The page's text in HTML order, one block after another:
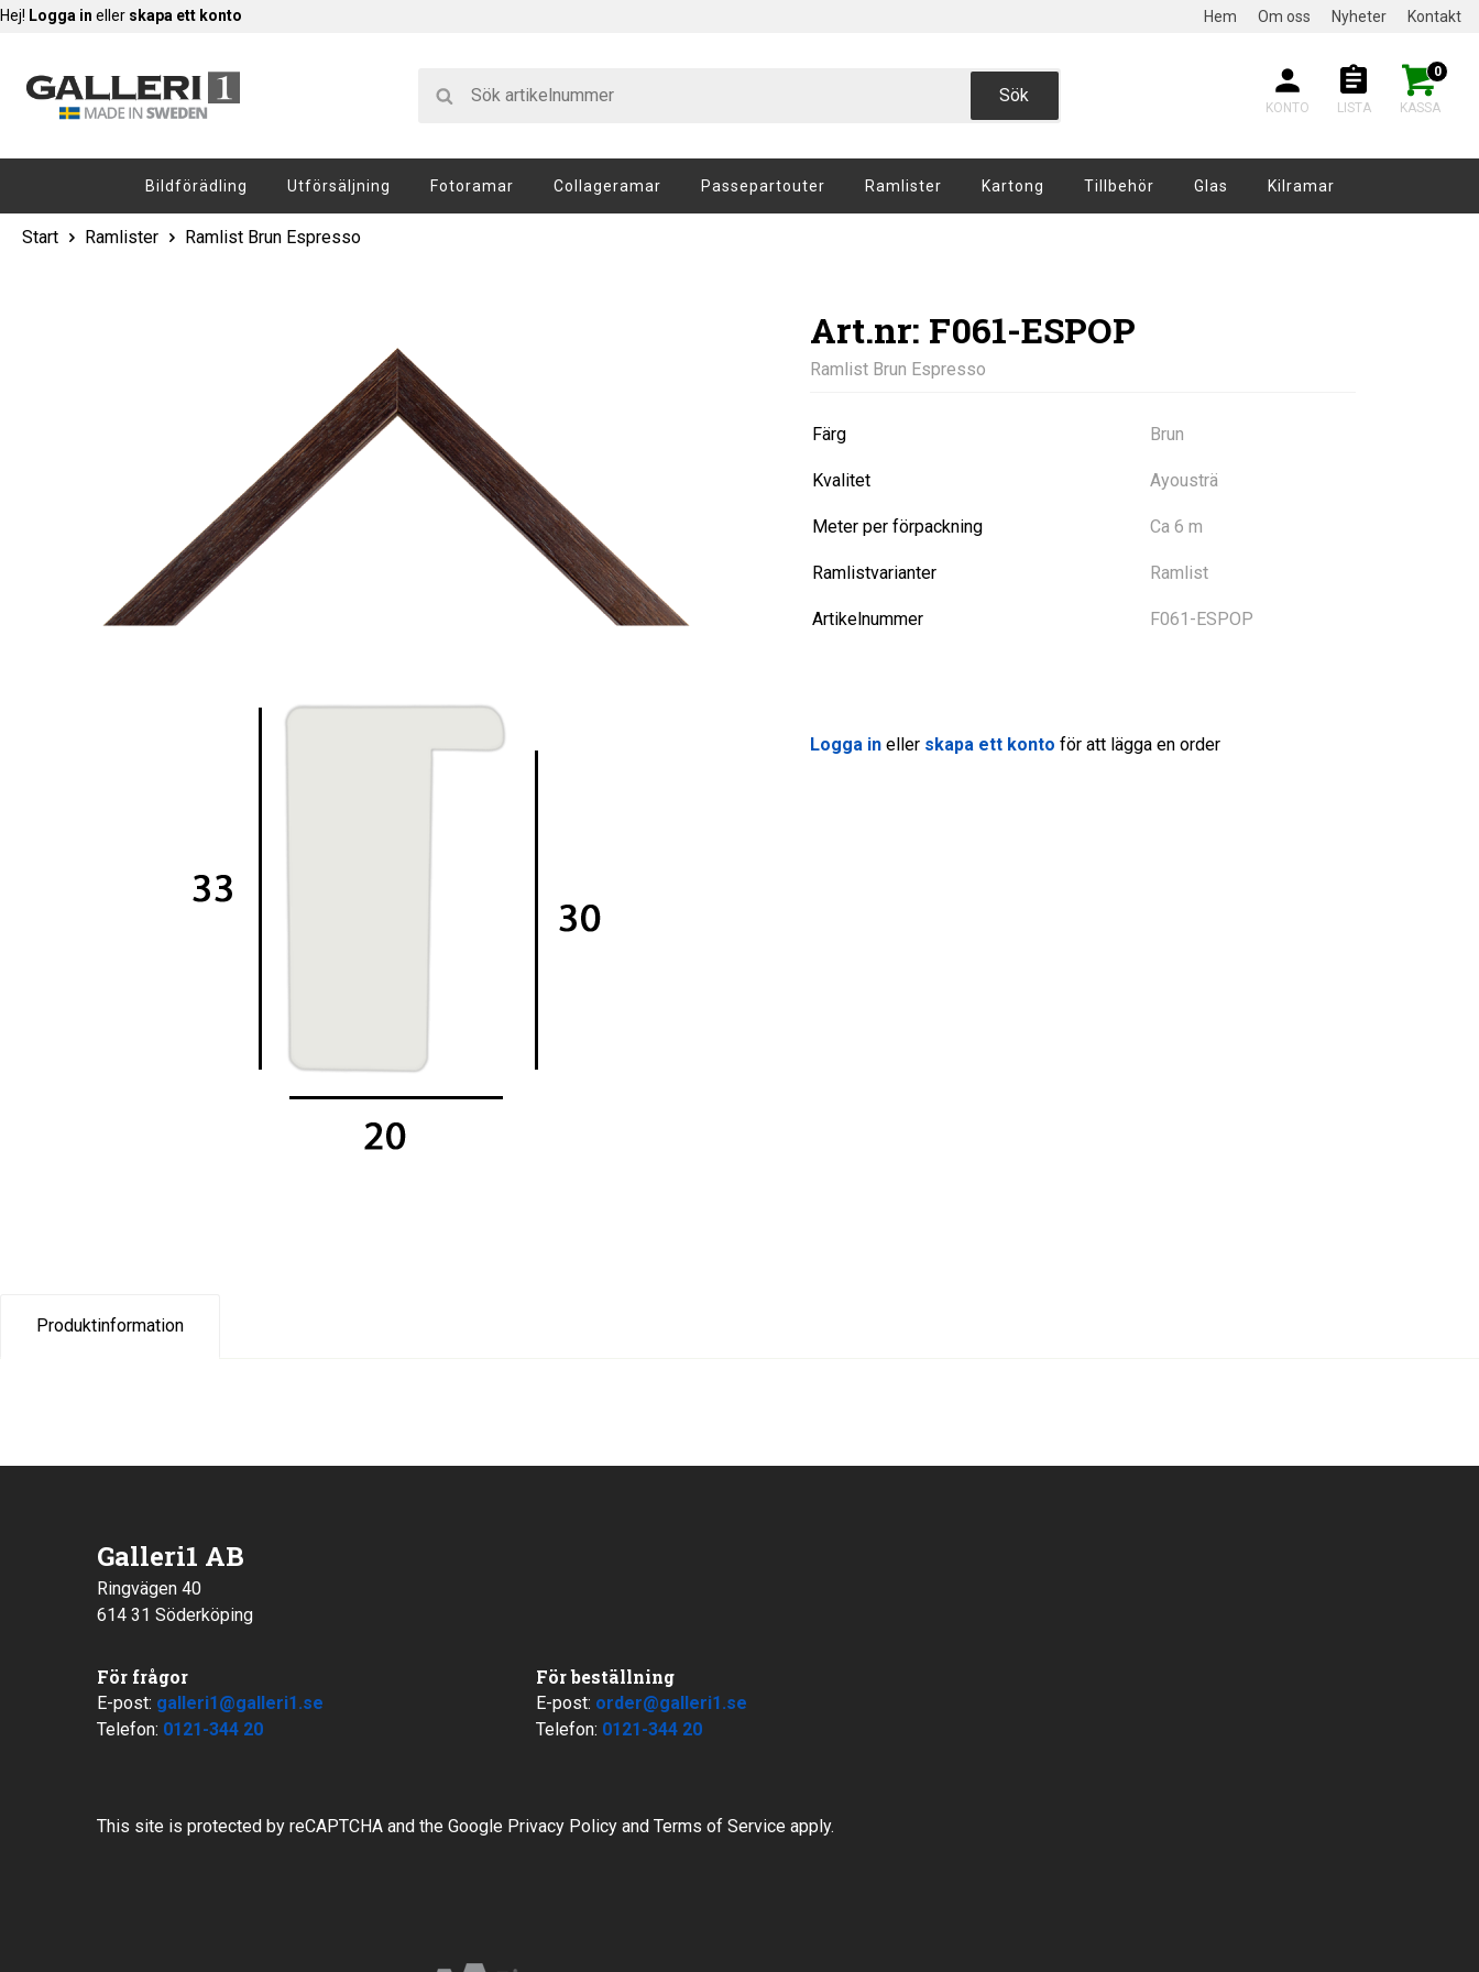
Hej! Logga in eller skapa ett konto Hem Om oss Nyheter Kontakt
Sök
KONTO LISTA
0
KASSA
Bildförädling Utförsäljning Fotoramar Collageramar Passepartouter Ramlister Kartong Tillbehör Glas Kilramar
Start Ramlister Ramlist Brun Espresso
Art.nr: F061-ESPOP
Ramlist Brun Espresso
Färg Brun
Kvalitet Ayousträ
Meter per förpackning Ca 6 m
Ramlistvarianter Ramlist
Artikelnummer F061-ESPOP
Logga in eller skapa ett konto för att lägga en order
Produktinformation
Galleri1 AB
Ringvägen 40
614 31 Söderköping
För frågor
E-post: galleri1@galleri1.se
Telefon: 0121-344 20
För beställning
E-post: order@galleri1.se
Telefon: 0121-344 20
This site is protected by reCAPTCHA and the Google Privacy Policy and Terms of Service apply.